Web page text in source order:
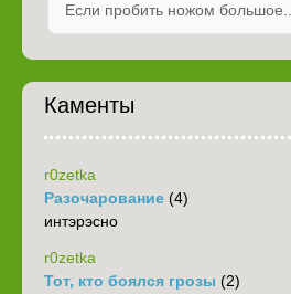
Если пробить ножом
Каменты
r0zetka
Разочарование (4)
интэрэсно
r0zetka
Тот, кто боялся грозы (2)